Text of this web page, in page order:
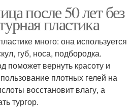
после 50 лет без
пластика
много: она используется
губ, носа, подбородка.
поможет вернуть красоту и
плотных гелей на
восстановит влагу, а
тургор.